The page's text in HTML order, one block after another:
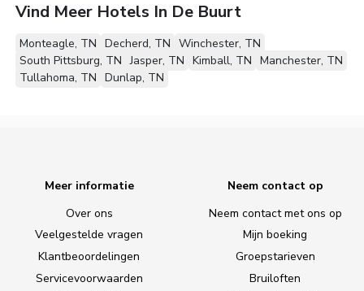
Vind Meer Hotels In De Buurt
Monteagle, TN Decherd, TN Winchester, TN
South Pittsburg, TN Jasper, TN Kimball, TN Manchester, TN
Tullahoma, TN Dunlap, TN
Meer informatie
Over ons
Veelgestelde vragen
Klantbeoordelingen
Servicevoorwaarden
Neem contact op
Neem contact met ons op
Mijn boeking
Groepstarieven
Bruiloften